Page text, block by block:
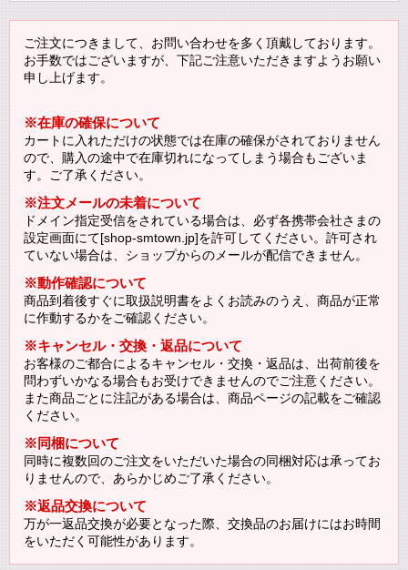
ご注文につきまして、お問い合わせを多く頂戴しております。
お手数ではございますが、下記ご注意いただきますようお願い
申し上げます。
※在庫の確保について
カートに入れただけの状態では在庫の確保がされておりません
ので、購入の途中で在庫切れになってしまう場合もございま
す。ご了承ください。
※注文メールの未着について
ドメイン指定受信をされている場合は、必ず各携帯会社さまの
設定画面にて[shop-smtown.jp]を許可してください。許可され
ていない場合は、ショップからのメールが配信できません。
※動作確認について
商品到着後すぐに取扱説明書をよくお読みのうえ、商品が正常
に作動するかをご確認ください。
※キャンセル・交換・返品について
お客様のご都合によるキャンセル・交換・返品は、出荷前後を
問わずいかなる場合もお受けできませんのでご注意ください。
また商品ごとに注記がある場合は、商品ページの記載をご確認
ください。
※同梱について
同時に複数回のご注文をいただいた場合の同梱対応は承ってお
りませんので、あらかじめご了承ください。
※返品交換について
万が一返品交換が必要となった際、交換品のお届けにはお時間
をいただく可能性があります。